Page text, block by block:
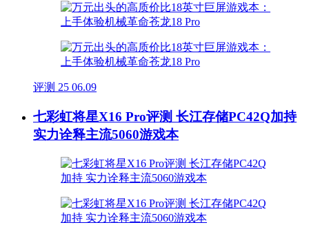
评测 25 06.09
七彩虹将星X16 Pro评测 长江存储PC42Q加持
实力诠释主流5060游戏本